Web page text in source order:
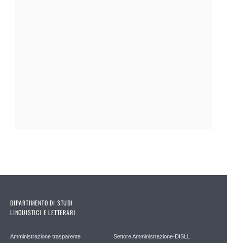
DIPARTIMENTO DI STUDI
LINGUISTICI E LETTERARI
Amministrazione trasparente Settore Amministrazione-DISLL